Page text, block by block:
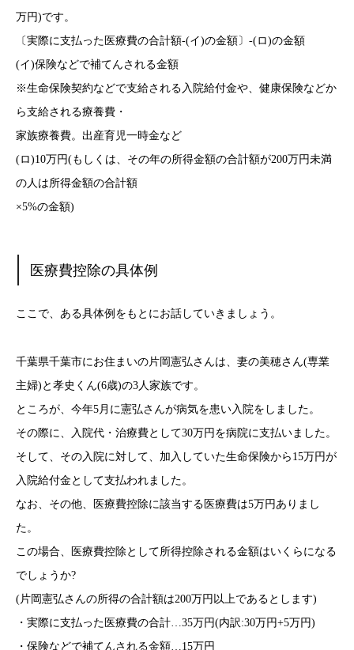
万円)です。
〔実際に支払った医療費の合計額-(イ)の金額〕-(ロ)の金額
(イ)保険などで補てんされる金額
※生命保険契約などで支給される入院給付金や、健康保険などか
ら支給される療養費・
家族療養費。出産育児一時金など
(ロ)10万円(もしくは、その年の所得金額の合計額が200万円未満
の人は所得金額の合計額
×5%の金額)
医療費控除の具体例
ここで、ある具体例をもとにお話していきましょう。
千葉県千葉市にお住まいの片岡憲弘さんは、妻の美穂さん(専業
主婦)と孝史くん(6歳)の3人家族です。
ところが、今年5月に憲弘さんが病気を患い入院をしました。
その際に、入院代・治療費として30万円を病院に支払いました。
そして、その入院に対して、加入していた生命保険から15万円が
入院給付金として支払われました。
なお、その他、医療費控除に該当する医療費は5万円ありまし
た。
この場合、医療費控除として所得控除される金額はいくらになる
でしょうか?
(片岡憲弘さんの所得の合計額は200万円以上であるとします)
・実際に支払った医療費の合計…35万円(内訳:30万円+5万円)
・保険などで補てんされる金額…15万円